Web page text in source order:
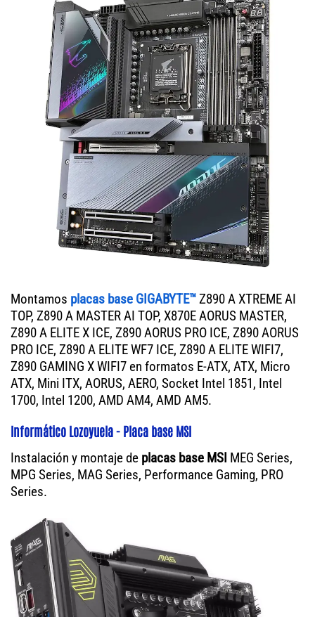
Montamos placas base GIGABYTE™Z890 A XTREME AI
TOP, Z890 A MASTER AI TOP, X870E AORUS MASTER,
Z890 A ELITE X ICE, Z890 AORUS PRO ICE, Z890 AORUS
PRO ICE, Z890 A ELITE WF7 ICE, Z890 A ELITE WIFI7,
Z890 GAMING X WIFI7 en formatos E-ATX, ATX, Micro
ATX, Mini ITX, AORUS, AERO, Socket Intel 1851, Intel
1700, Intel 1200, AMD AM4, AMD AM5.
Informático Lozoyuela - Placa base MSI
Instalación y montaje de placas base MSI MEG Series,
MPG Series, MAG Series, Performance Gaming, PRO
Series.